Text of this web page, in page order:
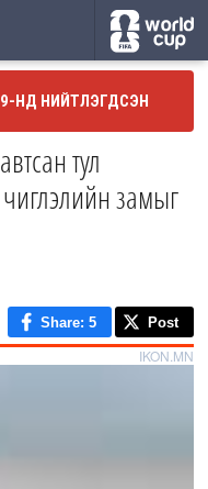
НД НИЙТЛЭГДСЭН
тул
замыг
Share: 5 Post
IKON.MN